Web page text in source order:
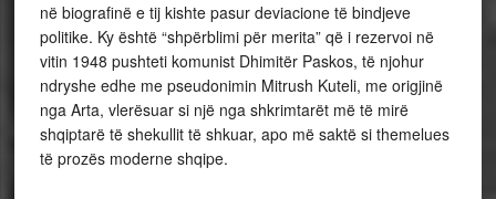
në biografinë e tij kishte pasur deviacione të bindjeve
politike. Ky është “shpërblimi për merita” që i rezervoi në
vitin 1948 pushteti komunist Dhimitër Paskos, të njohur
ndryshe edhe me pseudonimin Mitrush Kuteli, me origjinë
nga Arta, vlerësuar si një nga shkrimtarët më të mirë
shqiptarë të shekullit të shkuar, apo më saktë si themelues
të prozës moderne shqipe.